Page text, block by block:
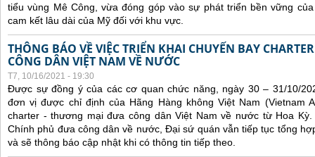
tiểu vùng Mê Công, vừa đóng góp vào sự phát triển bền vững
cam kết lâu dài của Mỹ đối với khu vực.
THÔNG BÁO VỀ VIỆC TRIỂN KHAI CHUYẾN BAY
CÔNG DÂN VIỆT NAM VỀ NƯỚC
T7, 10/16/2021 - 19:30
Được sự đồng ý của các cơ quan chức năng, ngày 30 – 31/10/
đơn vị được chỉ định của Hãng Hàng không Việt Nam (Vietnam
charter - thương mại đưa công dân Việt Nam về nước từ Hoa
Chính phủ đưa công dân về nước, Đại sứ quán vẫn tiếp tục tổng
và sẽ thông báo cập nhật khi có thông tin tiếp theo.